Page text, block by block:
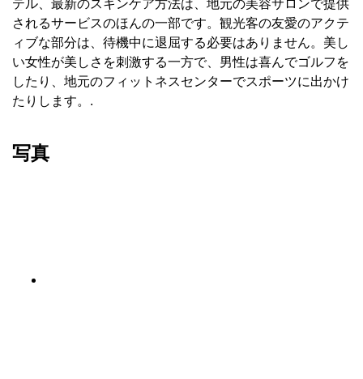
テル、最新のスキンケア方法は、地元の美容サロンで提供
されるサービスのほんの一部です。観光客の友愛のアクテ
ィブな部分は、待機中に退屈する必要はありません。美し
い女性が美しさを刺激する一方で、男性は喜んでゴルフを
したり、地元のフィットネスセンターでスポーツに出かけ
たりします。.
写真